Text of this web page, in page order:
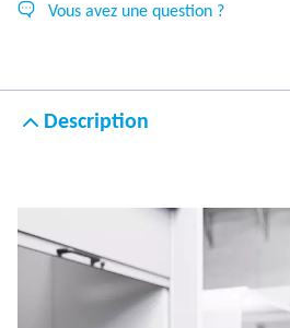
Vous avez une question ?
Description